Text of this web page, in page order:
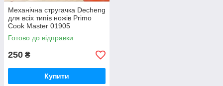
Механічна стругачка Decheng
для всіх типів ножів Primo
Cook Master 01905
Готово до відправки
250 ₴
Купити